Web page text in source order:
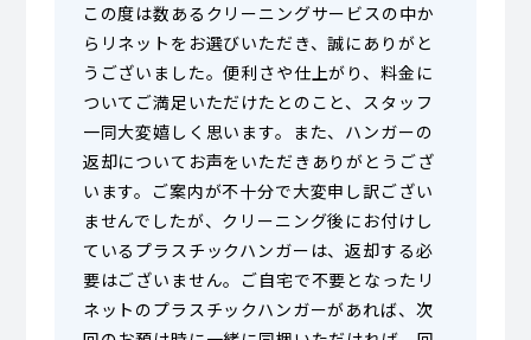
この度は数あるクリーニングサービスの中か
らリネットをお選びいただき、誠にありがと
うございました。便利さや仕上がり、料金に
ついてご満足いただけたとのこと、スタッフ
一同大変嬉しく思います。また、ハンガーの
返却についてお声をいただきありがとうござ
います。ご案内が不十分で大変申し訳ござい
ませんでしたが、クリーニング後にお付けし
ているプラスチックハンガーは、返却する必
要はございません。ご自宅で不要となったリ
ネットのプラスチックハンガーがあれば、次